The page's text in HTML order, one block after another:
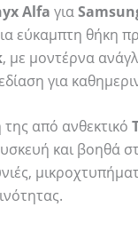
Alfa για
εύκαμπτη θήκη
, με μοντέρνα
για
από ανθεκτικό
και βοηθά